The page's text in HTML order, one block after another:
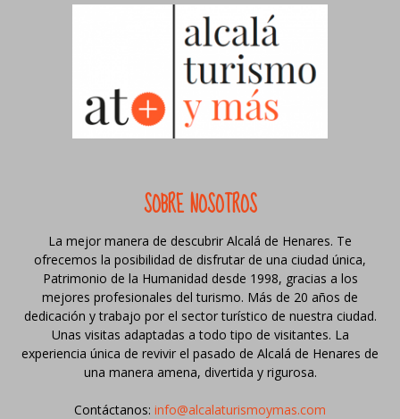
SOBRE NOSOTROS
La mejor manera de descubrir Alcalá de Henares. Te
ofrecemos la posibilidad de disfrutar de una ciudad única,
Patrimonio de la Humanidad desde 1998, gracias a los
mejores profesionales del turismo. Más de 20 años de
dedicación y trabajo por el sector turístico de nuestra ciudad.
Unas visitas adaptadas a todo tipo de visitantes. La
experiencia única de revivir el pasado de Alcalá de Henares de
una manera amena, divertida y rigurosa.
Contáctanos: info@alcalaturismoymas.com